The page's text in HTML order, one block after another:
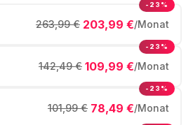
203,99 €/Monat
263,99 €
-23%
109,99 €/Monat
142,49 €
-23%
78,49 €/Monat
101,99 €
-23%